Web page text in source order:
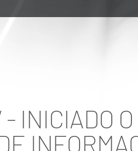
INICIADO